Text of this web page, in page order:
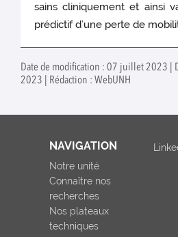
sains cliniquement et ainsi
prédictif d’une perte de
Date de modification : 07 juillet 2023 |
2023 | Rédaction : WebUNH
NAVIGATION
Notre unité
Connaître nos
recherches
Nos plateaux
techniques